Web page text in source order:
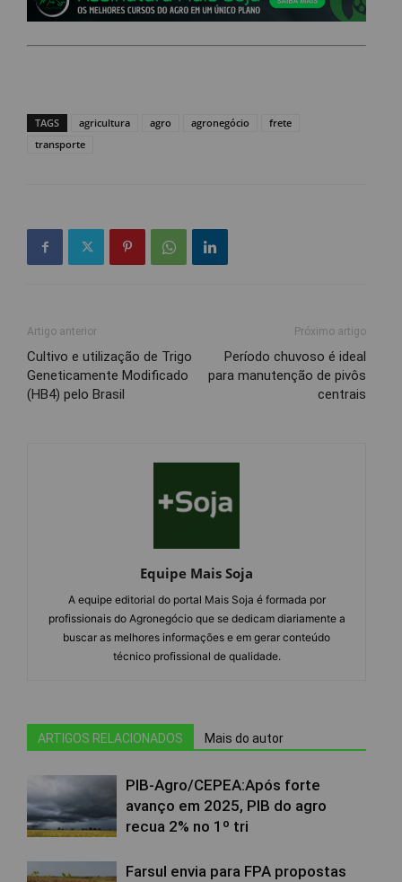
TAGS agricultura agro agronegócio
frete
transporte
Artigo anterior
Cultivo e utilização de Trigo
Geneticamente Modificado
(HB4) pelo Brasil
Próximo artigo
Período chuvoso é ideal
para manutenção de pivôs
centrais
Equipe Mais Soja
A equipe editorial do portal Mais Soja é formada por
profissionais do Agronegócio que se dedicam diariamente a
buscar as melhores informações e em gerar conteúdo
técnico profissional de qualidade.
ARTIGOS RELACIONADOS Mais do autor
PIB-Agro/CEPEA:Após forte
avanço em 2025, PIB do agro
recua 2% no 1º tri
Farsul envia para FPA propostas